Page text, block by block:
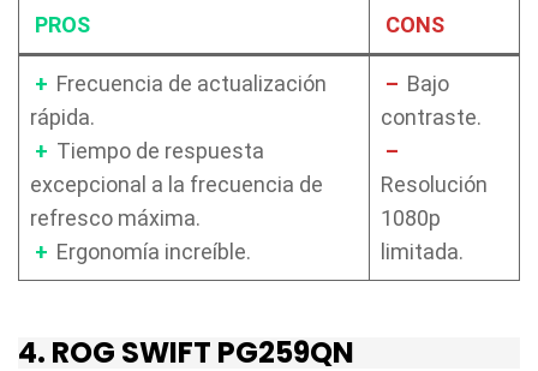
PROS CONS
+ Frecuencia de actualización
rápida.
+ Tiempo de respuesta
excepcional a la frecuencia de
refresco máxima.
+ Ergonomía increíble.
– Bajo
contraste.
–
Resolución
1080p
limitada.
4. ROG SWIFT PG259QN